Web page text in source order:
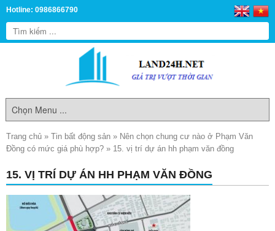
Hotline: 0986866790
Trang chủ » Tin bất động sản » Nên chọn chung cư nào ở Phạm Văn
Đồng có mức giá phù hợp? » 15. vị trí dự án hh phạm văn đồng
15. VỊ TRÍ DỰ ÁN HH PHẠM VĂN ĐỒNG